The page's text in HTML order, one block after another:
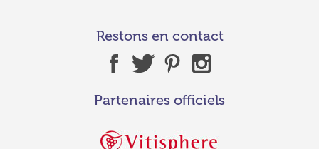
Restons en contact
Partenaires officiels